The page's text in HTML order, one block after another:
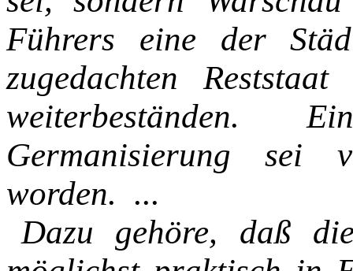
Führers eine der
zugedachten
weiterbeständen.
Germanisierung sei
worden. ...
Dazu gehöre, daß